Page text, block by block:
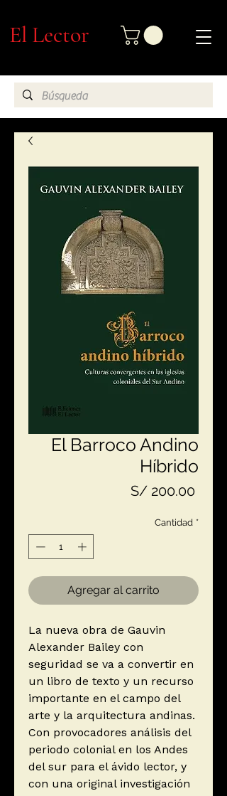
El Lector
El Barroco Andino
Híbrido
S/ 200.00Precio
Cantidad *
Agregar al carrito
La nueva obra de Gauvin
Alexander Bailey con
seguridad se va a convertir en
un libro de texto y un recurso
importante en el campo del
arte y la arquitectura andinas.
Con provocadores análisis del
periodo colonial en los Andes
del sur para el ávido lector, y
con una original investigación